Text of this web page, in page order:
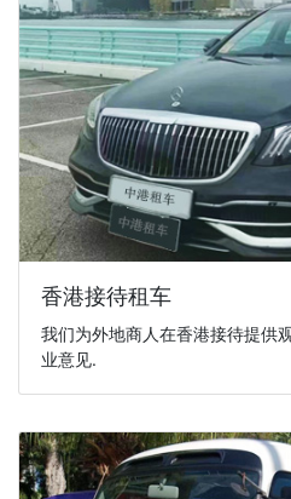
香港接待租车
我们为外地商人在香港接待提供
业意见.